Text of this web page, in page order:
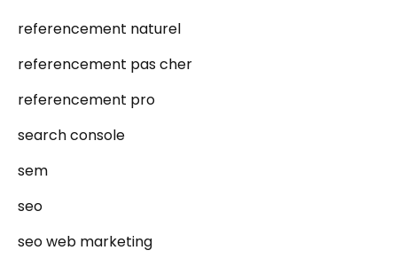
referencement naturel
referencement pas cher
referencement pro
search console
sem
seo
seo web marketing